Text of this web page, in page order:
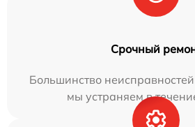
Срочный
Большинство
мы устраняем в